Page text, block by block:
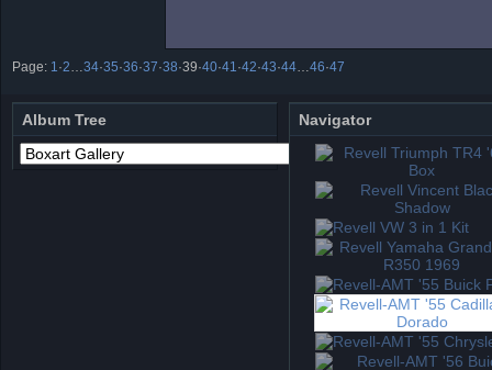
Page: 1 ·2 34·35·36·37·38·39·40·41 ·42·43·44 46·47
Album Tree Navigator